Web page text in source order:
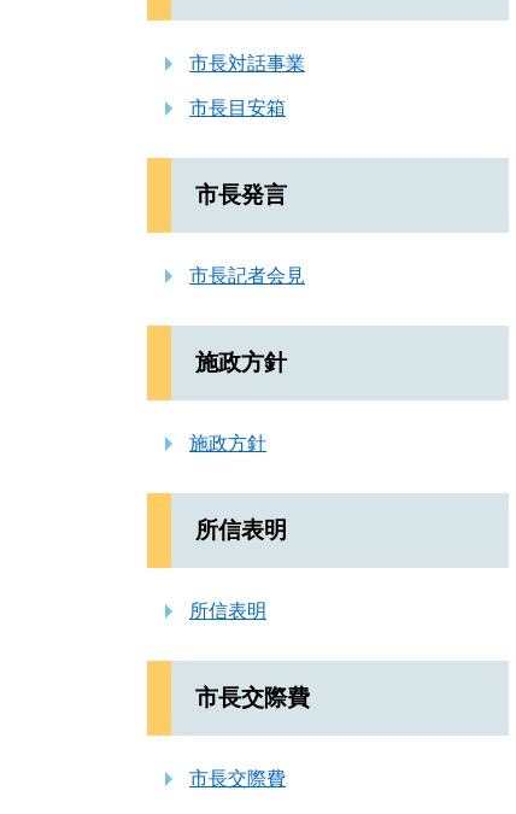
市長対話事業
市長目安箱
市長発言
市長記者会見
施政方針
施政方針
所信表明
所信表明
市長交際費
市長交際費